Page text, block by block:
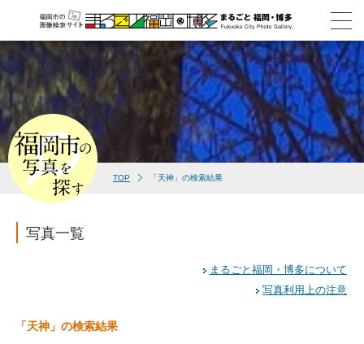
TOP 「天神」の検索結果
写真一覧
「天神」の検索結果
まるごと福岡・博多について
写真利用上の注意